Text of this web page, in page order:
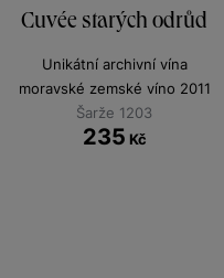
Cuvée starých odrůd
Unikátní archivní vína
moravské zemské víno 2011
Šarže 1203
235 Kč